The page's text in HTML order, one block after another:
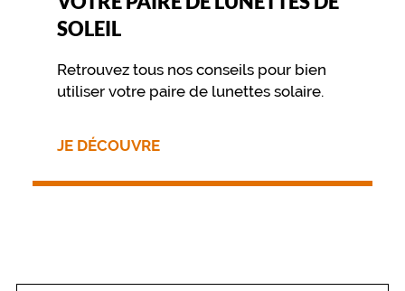
SOLEIL
Retrouvez tous nos conseils pour bien
utiliser votre paire de lunettes solaire.
JE DÉCOUVRE